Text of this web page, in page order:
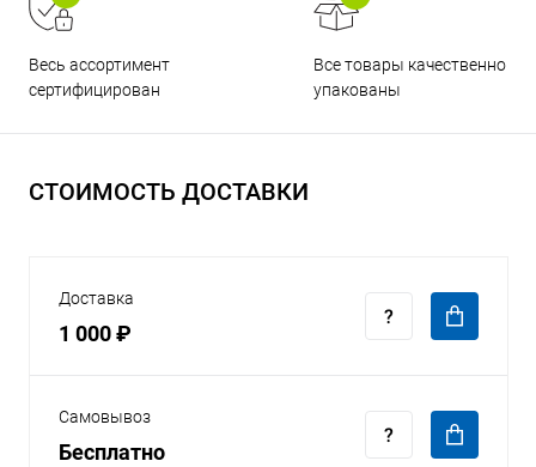
Весь ассортимент
сертифицирован
Все товары качественно
упакованы
СТОИМОСТЬ ДОСТАВКИ
Доставка
1 000 ₽
Самовывоз
Бесплатно